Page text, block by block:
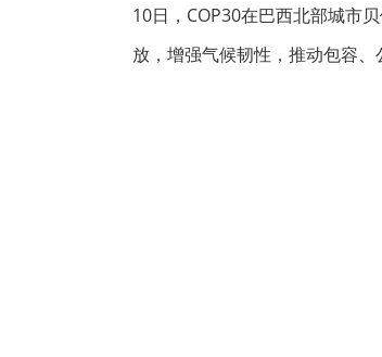
10日， COP30在巴西北部城市
放，增强气候韧性 ，推动包容、